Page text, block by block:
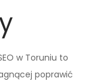
w Toruniu to
poprawić